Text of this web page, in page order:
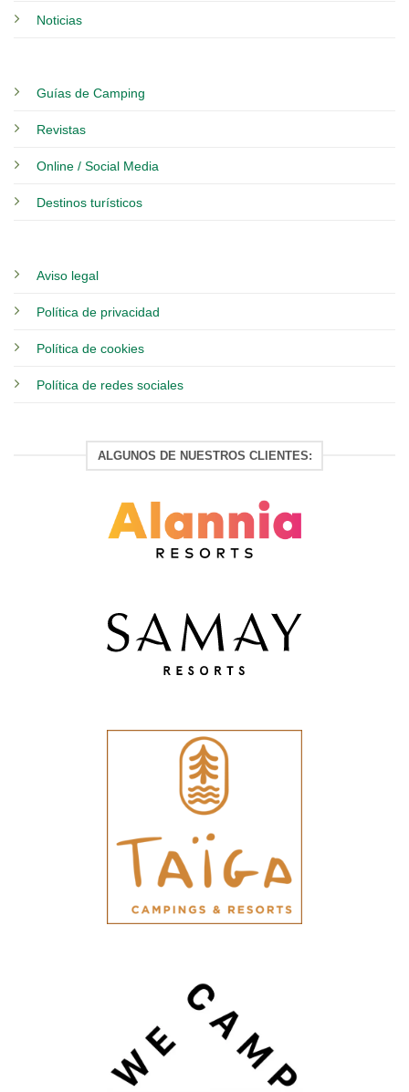
Noticias
Guías de Camping
Revistas
Online / Social Media
Destinos turísticos
Aviso legal
Política de privacidad
Política de cookies
Política de redes sociales
ALGUNOS DE NUESTROS CLIENTES: